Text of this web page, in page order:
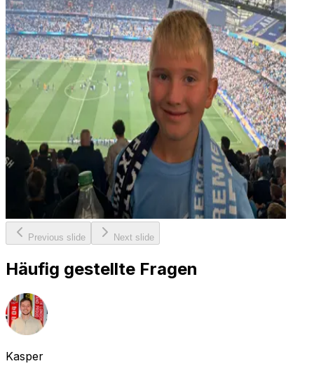
Previous slide Next slide
Häufig gestellte Fragen
Kasper